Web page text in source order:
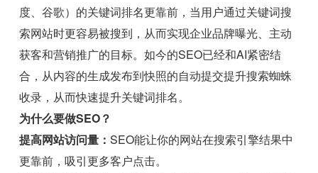
度、谷歌）的关键词排名更靠前，当用户通过关键词搜
索网站时更容易被搜到，从而实现企业品牌曝光、主动
获客和营销推广的目标。如今的SEO已经和AI紧密结
合，从内容的生成发布到快照的自动提交提升搜索蜘蛛
收录，从而快速提升关键词排名。
为什么要做SEO？
提高网站访问量：SEO能让你的网站在搜索引擎结果中
更靠前，吸引更多客户点击。